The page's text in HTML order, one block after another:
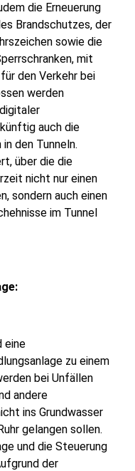
die Erneuerung
Brandschutzes, der
sowie die
mit
den Verkehr bei
werden
auch die
den Tunneln.
über die die
nicht nur einen
sondern auch einen
im Tunnel
eine
zu einem
bei Unfällen
andere
ins Grundwasser
gelangen sollen.
und die Steuerung
der